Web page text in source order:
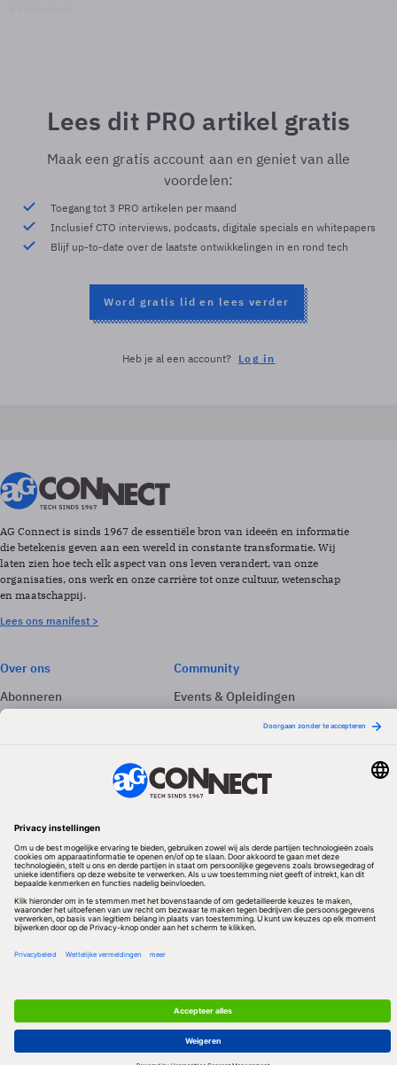
Lees dit PRO artikel gratis
Maak een gratis account aan en geniet van alle
voordelen:
Toegang tot 3 PRO artikelen per maand
Inclusief CTO interviews, podcasts, digitale specials en whitepapers
Blijf up-to-date over de laatste ontwikkelingen in en rond tech
Word gratis lid en lees verder
Heb je al een account? Log in
AG Connect is sinds 1967 de essentiële bron van ideeën en informatie
die betekenis geven aan een wereld in constante transformatie. Wij
laten zien hoe tech elk aspect van ons leven verandert, van onze
organisaties, ons werk en onze carrière tot onze cultuur, wetenschap
en maatschappij.
Lees ons manifest >
Over ons
Abonneren
Adverteren
Community
Events & Opleidingen
Volg ons
Redactionele partner
Algemene Voorwaarden & Copyrights